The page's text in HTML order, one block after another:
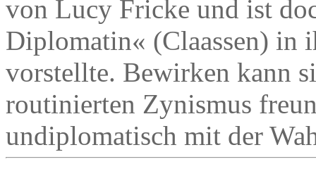
von Lucy Fricke und ist
Diplomatin« (Claassen) in
vorstellte. Bewirken kann
routinierten Zynismus
undiplomatisch mit der